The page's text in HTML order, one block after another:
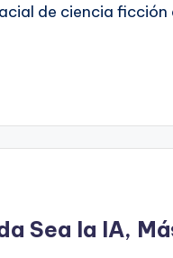
de ciencia ficción
Sea la IA,